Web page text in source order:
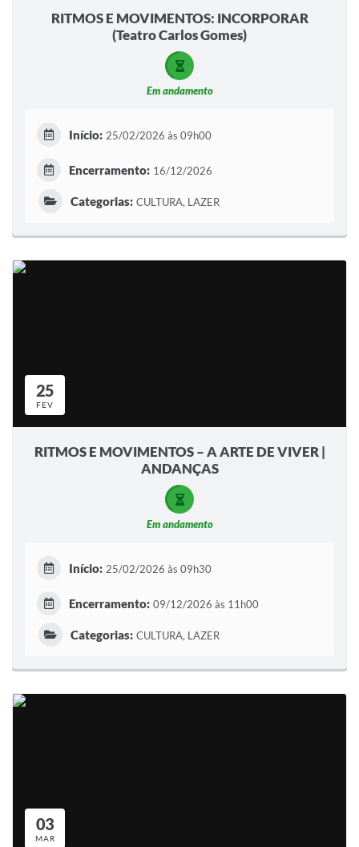
RITMOS E MOVIMENTOS: INCORPORAR
(Teatro Carlos Gomes)
Em andamento
Início: 25/02/2026 às 09h00
Encerramento: 16/12/2026
Categorias: CULTURA, LAZER
25
FEV
RITMOS E MOVIMENTOS – A ARTE DE VIVER |
ANDANÇAS
Em andamento
Início: 25/02/2026 às 09h30
Encerramento: 09/12/2026 às 11h00
Categorias: CULTURA, LAZER
03
MAR